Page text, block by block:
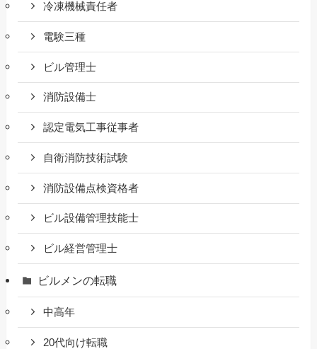
冷凍機械責任者
電験三種
ビル管理士
消防設備士
認定電気工事従事者
自衛消防技術試験
消防設備点検資格者
ビル設備管理技能士
ビル経営管理士
ビルメンの転職
中高年
20代向け転職